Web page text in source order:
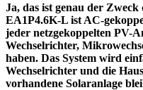
Ja, das ist genau der Zweck
EA1P4.6K-L ist AC-
jeder netzgekoppelten PV-
Wechselrichter,
haben. Das System wird
Wechselrichter und die
vorhandene Solaranlage